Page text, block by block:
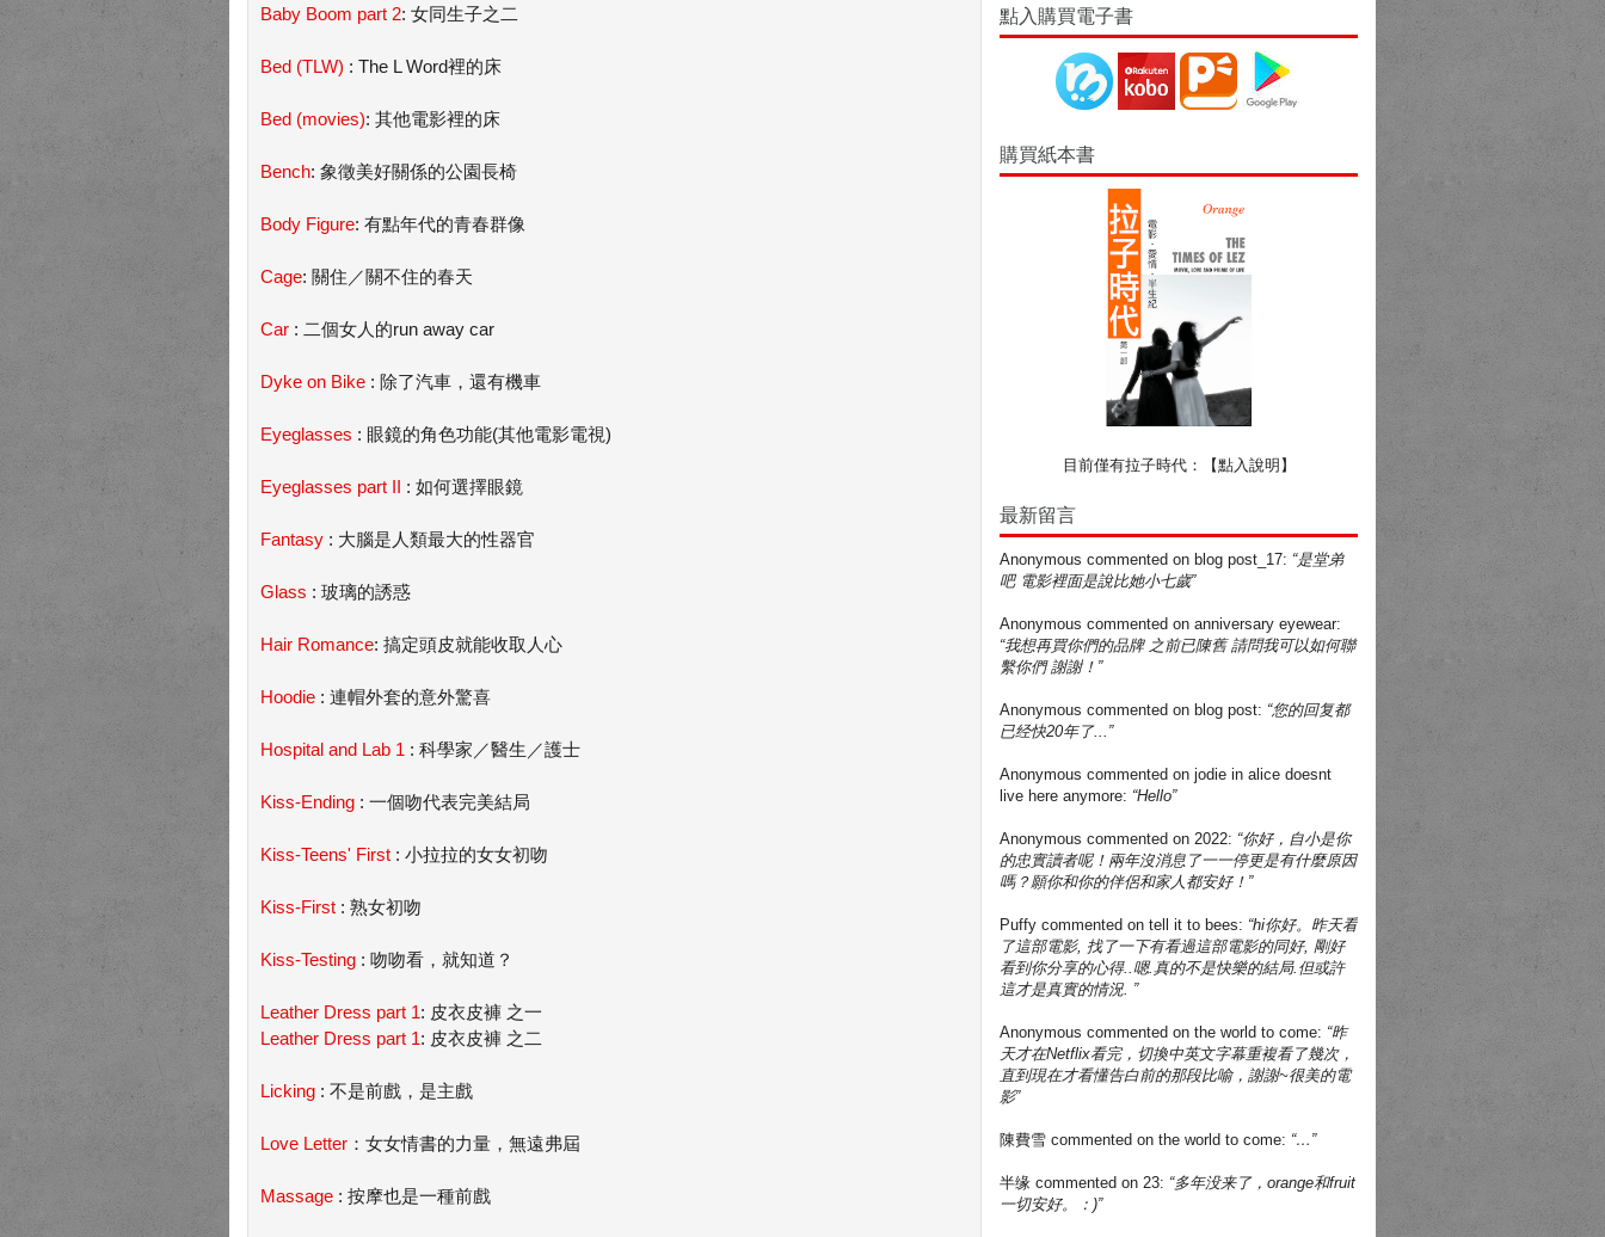
Baby Boom part 2: 女同生子之二
Bed (TLW) : The L Word裡的床
Bed (movies): 其他電影裡的床
Bench: 象徵美好關係的公園長椅
Body Figure: 有點年代的青春群像
Cage: 關住／關不住的春天
Car : 二個女人的run away car
Dyke on Bike : 除了汽車，還有機車
Eyeglasses : 眼鏡的角色功能(其他電影電視)
Eyeglasses part II : 如何選擇眼鏡
Fantasy : 大腦是人類最大的性器官
Glass : 玻璃的誘惑
Hair Romance: 搞定頭皮就能收取人心
Hoodie : 連帽外套的意外驚喜
Hospital and Lab 1 : 科學家／醫生／護士
Kiss-Ending : 一個吻代表完美結局
Kiss-Teens' First : 小拉拉的女女初吻
Kiss-First : 熟女初吻
Kiss-Testing : 吻吻看，就知道？
Leather Dress part 1: 皮衣皮褲 之一
Leather Dress part 1: 皮衣皮褲 之二
Licking : 不是前戲，是主戲
Love Letter ：女女情書的力量，無遠弗屆
Massage : 按摩也是一種前戲
點入購買電子書
購買紙本書
目前僅有拉子時代： 【點入說明】
最新留言
Anonymous commented on blog post_17: “是堂弟
吧 電影裡面是說比她小七歲”
Anonymous commented on anniversary eyewear:
“我想再買你們的品牌 之前已陳舊 請問我可以如何聯
繫你們 謝謝！”
Anonymous commented on blog post: “您的回复都
已经快20年了...”
Anonymous commented on jodie in alice doesnt
live here anymore: “Hello”
Anonymous commented on 2022: “你好，自小是你
的忠實讀者呢！兩年沒消息了一一停更是有什麼原因
嗎？願你和你的伴侶和家人都安好！”
Puffy commented on tell it to bees: “hi你好。昨天看
了這部電影, 找了一下有看過這部電影的同好, 剛好
看到你分享的心得..嗯.真的不是快樂的結局.但或許
這才是真實的情況. ”
Anonymous commented on the world to come: “昨
天才在Netflix看完，切換中英文字幕重複看了幾次，
直到現在才看懂告白前的那段比喻，謝謝~很美的電
影”
陳費雪 commented on the world to come: “…”
半缘 commented on 23: “多年没来了，orange和fruit
一切安好。：)”